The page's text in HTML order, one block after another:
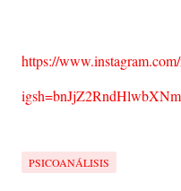
https://
igsh=bnJjZ2RndHlwbXNm
PSICOANÁLISIS